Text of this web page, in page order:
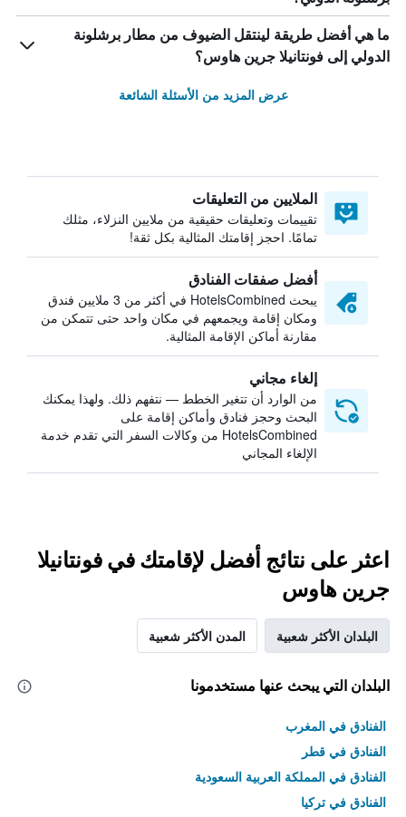
ما هي أفضل طريقة لينتقل الضيوف من مطار برشلونة
الدولي إلى فونتانيلا جرين هاوس؟
عرض المزيد من الأسئلة الشائعة
الملايين من التعليقات
تقييمات وتعليقات حقيقية من ملايين النزلاء، مثلك
تمامًا. احجز إقامتك المثالية بكل ثقة!
أفضل صفقات الفنادق
يبحث HotelsCombined في أكثر من 3 ملايين فندق
ومكان إقامة ويجمعهم في مكان واحد حتى تتمكن من
مقارنة أماكن الإقامة المثالية.
إلغاء مجاني
من الوارد أن تتغير الخطط — نتفهم ذلك. ولهذا يمكنك
البحث وحجز فنادق وأماكن إقامة على
HotelsCombined من وكالات السفر التي تقدم خدمة
الإلغاء المجاني
اعثر على نتائج أفضل لإقامتك في فونتانيلا
جرين هاوس
البلدان الأكثر شعبية المدن الأكثر شعبية
البلدان التي يبحث عنها مستخدمونا
الفنادق في المغرب
الفنادق في قطر
الفنادق في المملكة العربية السعودية
الفنادق في تركيا